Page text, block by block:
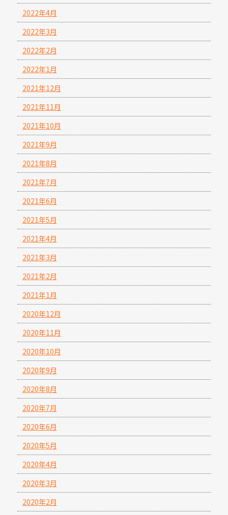
2022年4月
2022年3月
2022年2月
2022年1月
2021年12月
2021年11月
2021年10月
2021年9月
2021年8月
2021年7月
2021年6月
2021年5月
2021年4月
2021年3月
2021年2月
2021年1月
2020年12月
2020年11月
2020年10月
2020年9月
2020年8月
2020年7月
2020年6月
2020年5月
2020年4月
2020年3月
2020年2月